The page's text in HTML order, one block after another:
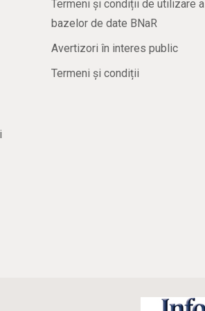
Termeni și condiții de utilizare a
bazelor de date BNaR
Avertizori în interes public
Termeni și condiții